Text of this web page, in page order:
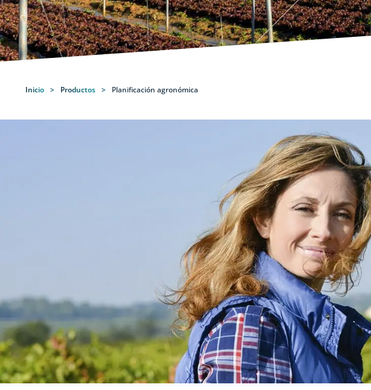
Inicio > Productos > Planificación agronómica